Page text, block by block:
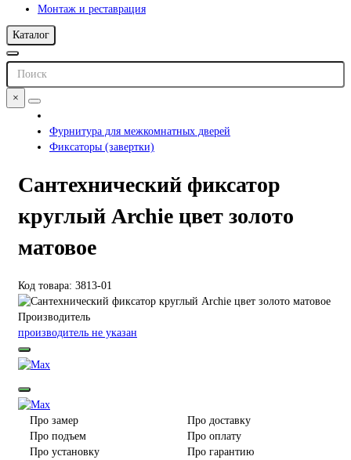
Монтаж и реставрация
Каталог
×
Фурнитура для межкомнатных дверей
Фиксаторы (завертки)
Сантехнический фиксатор
круглый Archie цвет золото
матовое
Код товара: 3813-01
Производитель
производитель не указан
Про замер
Про доставку
Про подъем
Про оплату
Про установку
Про гарантию